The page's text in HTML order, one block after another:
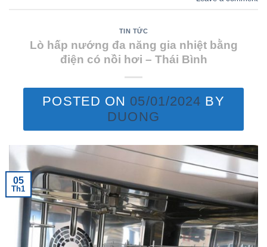
TIN TỨC
Lò hấp nướng đa năng gia nhiệt bằng
điện có nồi hơi – Thái Bình
POSTED ON 05/01/2024 BY
DUONG
05
Th1